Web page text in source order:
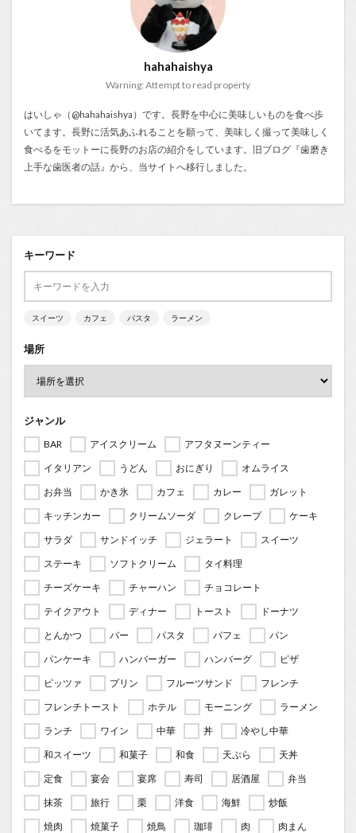
hahahaishya
Warning: Attempt to read property
はいしゃ（@hahahaishya）です。長野を中心に美味しいものを食べ歩
いてます。長野に活気あふれることを願って、美味しく撮って美味しく
食べるをモットーに長野のお店の紹介をしています。旧ブログ『歯磨き
上手な歯医者の話 』から、当サイトへ移行しました。
キーワード
スイーツ カフェ パスタ ラーメン
場所
ジャンル
BAR アイスクリーム
アフタヌーンティー
イタリアン
うどん おにぎり
オムライス
お弁当
かき氷 カフェ カレー
ガレット
キッチンカー
クリームソーダ クレープ
ケーキ
サラダ
サンドイッチ ジェラート
スイーツ
ステーキ
ソフトクリーム
タイ料理
チーズケーキ
チャーハン
チョコレート
テイクアウト
ディナー トースト
ドーナツ
とんかつ
バー パスタ パフェ
パン
パンケーキ
ハンバーガー ハンバーグ
ピザ
ピッツァ
プリン フルーツサンド
フレンチ
フレンチトースト
ホテル モーニング
ラーメン
ランチ
ワイン 中華 丼
冷やし中華
和スイーツ
和菓子 和食 天ぷら
天丼
定食
宴会 宴席 寿司 居酒屋
弁当
抹茶
旅行 栗 洋食 海鮮
炒飯
焼肉
焼菓子 焼鳥 珈琲 肉
肉まん